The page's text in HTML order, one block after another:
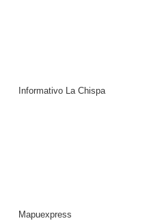
Informativo La Chispa
Mapuexpress